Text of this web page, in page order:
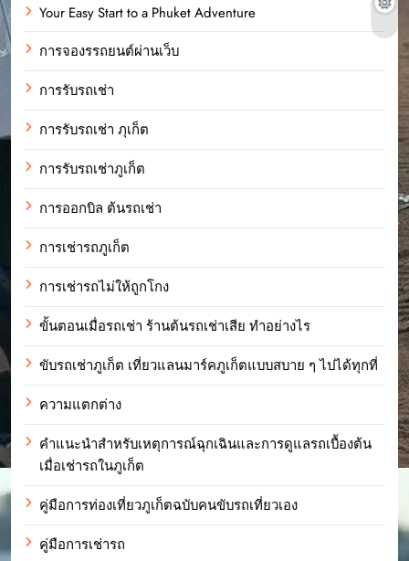
Your Easy Start to a Phuket Adventure
การจองรรถยนต์ผ่านเว็บ
การรับรถเช่า
การรับรถเช่า ภุเก็ต
การรับรถเช่าภูเก็ต
การออกบิล ต้นรถเช่า
การเช่ารถภูเก็ต
การเช่ารถไม่ให้ถูกโกง
ขั้นตอนเมื่อรถเช่า ร้านต้นรถเช่าเสีย ทำอย่างไร
ขับรถเช่าภูเก็ต เที่ยวแลนมาร์คภูเก็ตแบบสบาย ๆ ไปได้ทุกที่
ความแตกต่าง
คำแนะนำสำหรับเหตุการณ์ฉุกเฉินและการดูแลรถเบื้องต้น
เมื่อเช่ารถในภูเก็ต
คู่มือการท่องเที่ยวภูเก็ตฉบับคนขับรถเที่ยวเอง
คู่มือการเช่ารถ